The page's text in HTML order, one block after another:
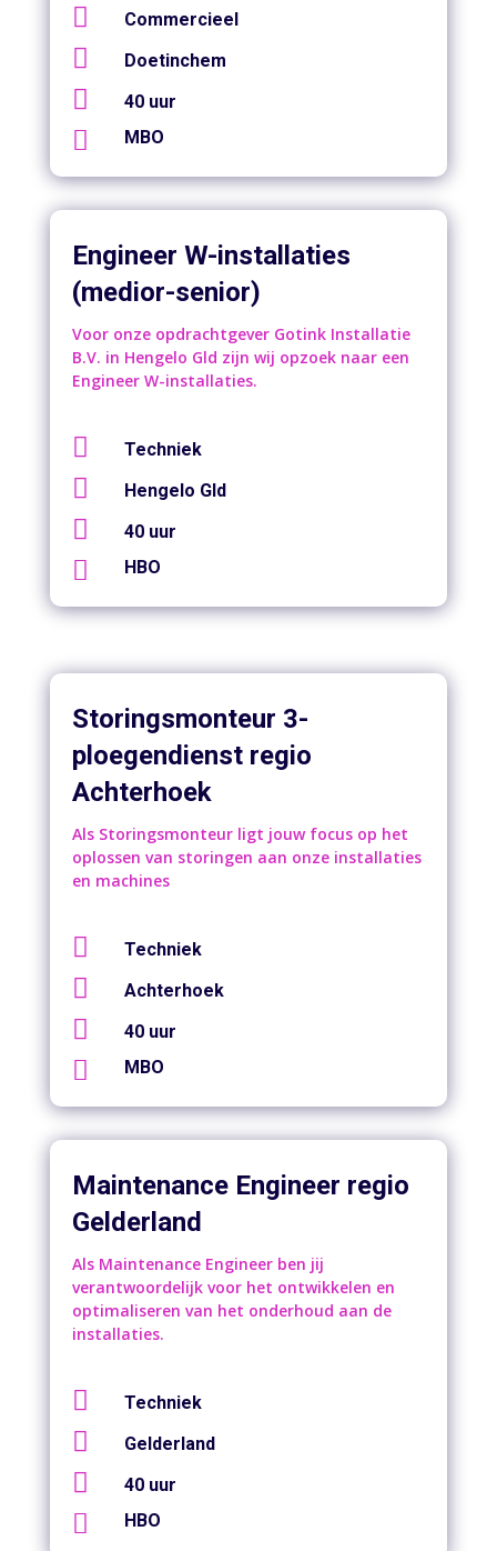
 Commercieel
 Doetinchem
 40 uur
 MBO
Engineer W-installaties
(medior-senior)
Voor onze opdrachtgever Gotink Installatie
B.V. in Hengelo Gld zijn wij opzoek naar een
Engineer W-installaties.
 Techniek
 Hengelo Gld
 40 uur
 HBO
Storingsmonteur 3-
ploegendienst regio
Achterhoek
Als Storingsmonteur ligt jouw focus op het
oplossen van storingen aan onze installaties
en machines
 Techniek
 Achterhoek
 40 uur
 MBO
Maintenance Engineer regio
Gelderland
Als Maintenance Engineer ben jij
verantwoordelijk voor het ontwikkelen en
optimaliseren van het onderhoud aan de
installaties.
 Techniek
 Gelderland
 40 uur
 HBO